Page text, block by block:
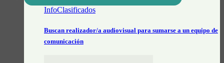
InfoClasificados
Buscan realizador/a audiovisual para sumarse a un equipo de
comunicación